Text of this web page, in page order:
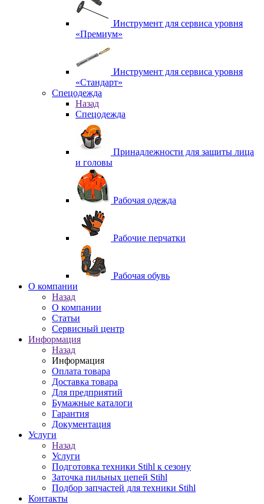
Инструмент для сервиса уровня
«Премиум»
Инструмент для сервиса уровня
«Стандарт»
Спецодежда
Назад
Спецодежда
Принадлежности для защиты лица
и головы
Рабочая одежда
Рабочие перчатки
Рабочая обувь
O компании
Назад
O компании
Статьи
Сервисный центр
Информация
Назад
Информация
Оплата товара
Доставка товара
Для предприятий
Бумажные каталоги
Гарантия
Документация
Услуги
Назад
Услуги
Подготовка техники Stihl к сезону
Заточка пильных цепей Stihl
Подбор запчастей для техники Stihl
Контакты